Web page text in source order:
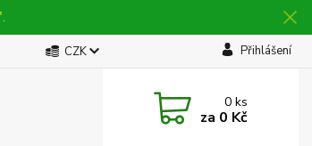
CZK Přihlášení
0 ks
za 0 Kč